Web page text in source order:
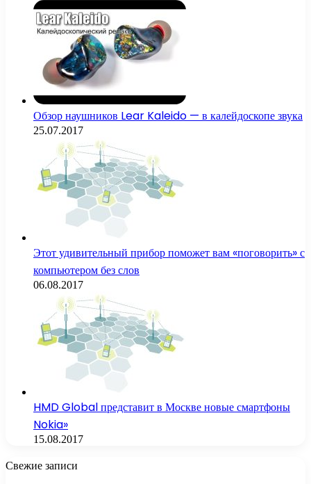
Обзор наушников Lear Kaleido — в калейдоскопе звука
25.07.2017
Этот удивительный прибор поможет вам «поговорить» с
компьютером без слов
06.08.2017
HMD Global представит в Москве новые смартфоны
Nokia»
15.08.2017
Свежие записи